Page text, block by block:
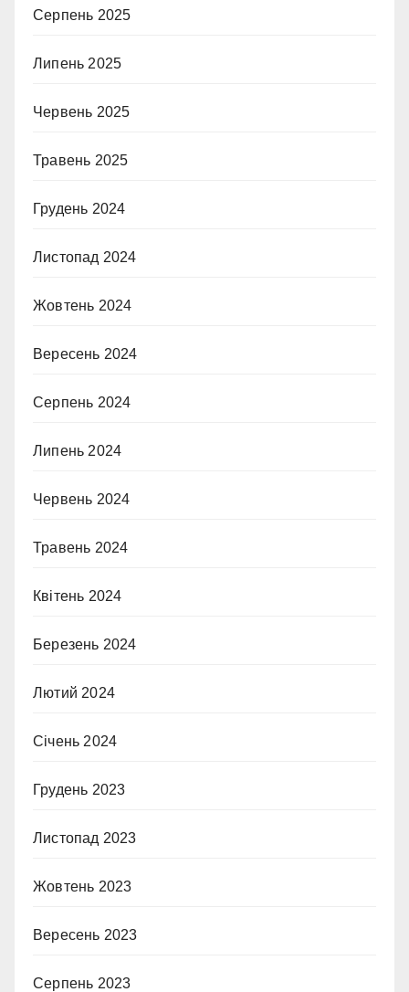
Серпень 2025
Липень 2025
Червень 2025
Травень 2025
Грудень 2024
Листопад 2024
Жовтень 2024
Вересень 2024
Серпень 2024
Липень 2024
Червень 2024
Травень 2024
Квітень 2024
Березень 2024
Лютий 2024
Січень 2024
Грудень 2023
Листопад 2023
Жовтень 2023
Вересень 2023
Серпень 2023